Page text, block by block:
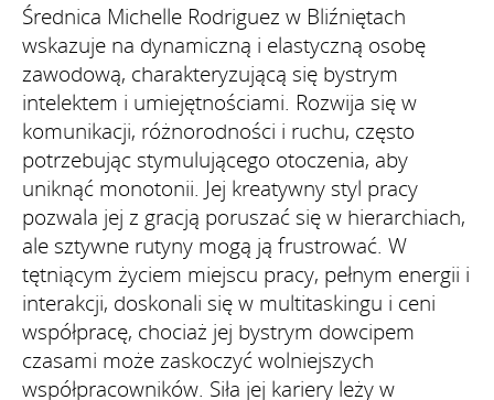
Średnica Michelle Rodriguez w Bliźniętach
wskazuje na dynamiczną i elastyczną osobę
zawodową, charakteryzującą się bystrym
intelektem i umiejętnościami. Rozwija się w
komunikacji, różnorodności i ruchu, często
potrzebując stymulującego otoczenia, aby
uniknąć monotonii. Jej kreatywny styl pracy
pozwala jej z gracją poruszać się w hierarchiach,
ale sztywne rutyny mogą ją frustrować. W
tętniącym życiem miejscu pracy, pełnym energii i
interakcji, doskonali się w multitaskingu i ceni
współpracę, chociaż jej bystrym dowcipem
czasami może zaskoczyć wolniejszych
współpracowników. Siła jej kariery leży w